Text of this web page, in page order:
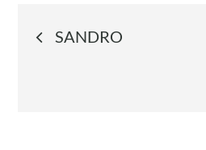
Navegación
SANDRO